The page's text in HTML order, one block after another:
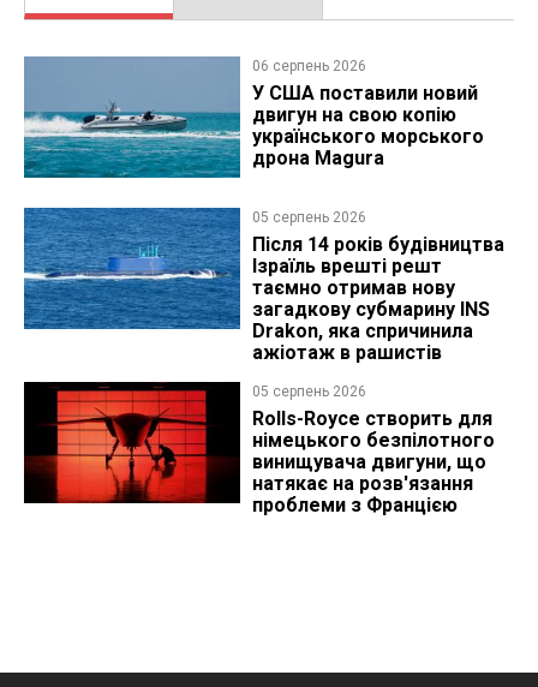
06 серпень 2026
У США поставили новий
двигун на свою копію
українського морського
дрона Magura
05 серпень 2026
Після 14 років будівництва
Ізраїль врешті решт
таємно отримав нову
загадкову субмарину INS
Drakon, яка спричинила
ажіотаж в рашистів
05 серпень 2026
Rolls-Royce створить для
німецького безпілотного
винищувача двигуни, що
натякає на розв'язання
проблеми з Францією